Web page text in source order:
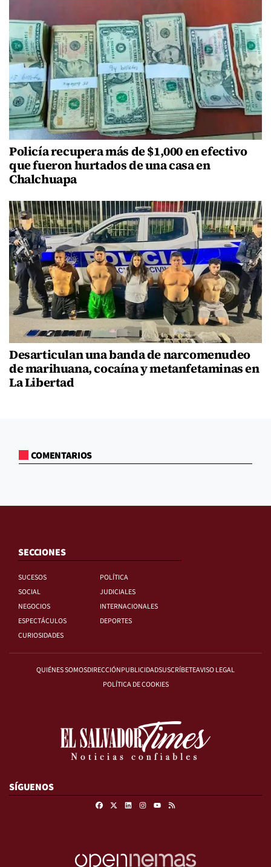
Policía recupera más de $1,000 en efectivo
que fueron hurtados de una casa en
Chalchuapa
Desarticulan una banda de narcomenudeo
de marihuana, cocaína y metanfetaminas en
La Libertad
COMENTARIOS
SECCIONES
SUCESOS
POLÍTICA
SOCIAL
JUDICIALES
NEGOCIOS
INTERNACIONALES
ESPECTÁCULOS
DEPORTES
CURIOSIDADES
QUIÉNES SOMOSDIRECCIÓNPUBLICIDADSUSCRÍBETEAVISO LEGAL
POLÍTICA DE COOKIES
SÍGUENOS
FacebookLinkedinInstagram